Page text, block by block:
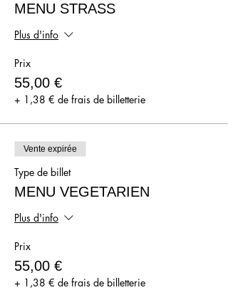
MENU STRASS
Plus d'info
Prix
55,00 €
+ 1,38 € de frais de billetterie
Vente expirée
Type de billet
MENU VEGETARIEN
Plus d'info
Prix
55,00 €
+ 1,38 € de frais de billetterie